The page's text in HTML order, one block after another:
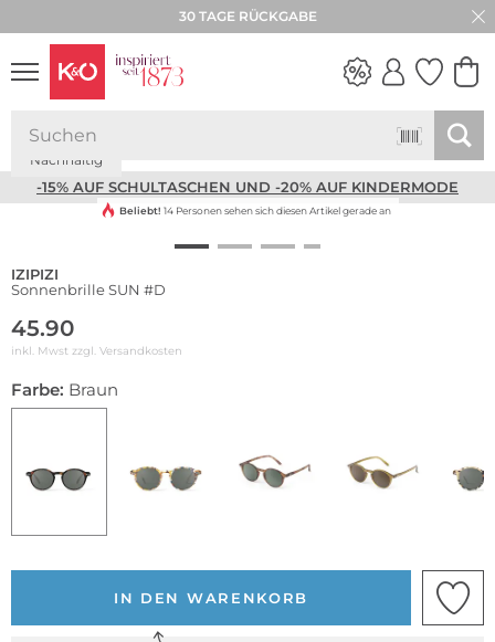
30 TAGE RÜCKGABE
NEW IN
-15% AUF SCHULTASCHEN UND -20% AUF KINDERMODE
Nachhaltig
Beliebt! 14 Personen sehen sich diesen Artikel gerade an
IZIPIZI
Sonnenbrille SUN #D
45.90
inkl. Mwst zzgl. Versandkosten
Farbe: Braun
IN DEN WARENKORB